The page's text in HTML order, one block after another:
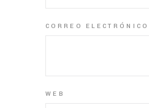
CORREO ELECTRÓNICO
WEB